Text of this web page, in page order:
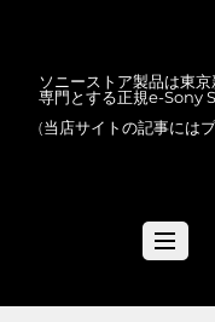
ソニーストア製品は東
専門とする正規e-Sony
(当店サイトの記事には